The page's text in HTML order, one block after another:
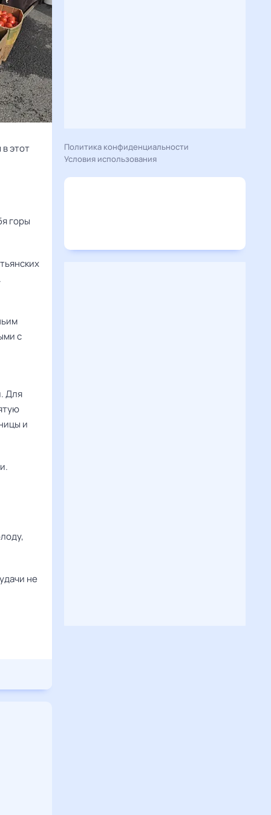
этот
горы
с
Для
и
не
Политика конфиденциальности
Условия использования